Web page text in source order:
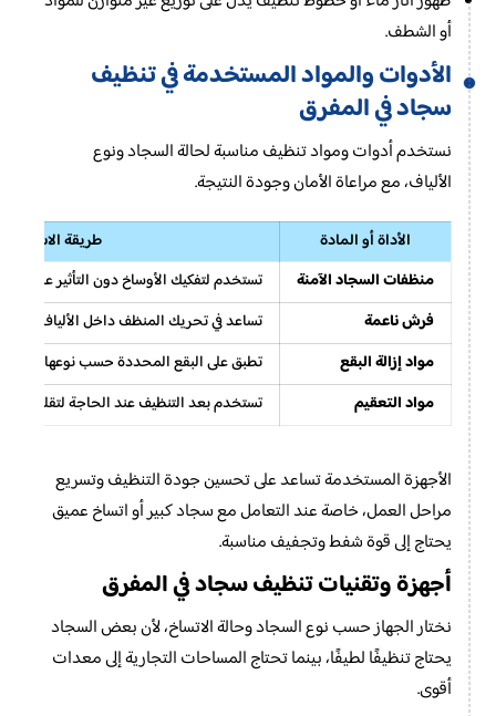
أو الشطف.
الأدوات والمواد المستخدمة في تنظيف
سجاد في المفرق
نستخدم أدوات ومواد تنظيف مناسبة لحالة السجاد ونوع
الألياف، مع مراعاة الأمان وجودة النتيجة.
الأداة أو المادة
طريقة
منظفات السجاد الآمنة
تستخدم لتفكيك الأوساخ دون التأثير على
فرش ناعمة
تساعد في تحريك المنظف داخل الألياف دون
مواد إزالة البقع
تطبق على البقع المحددة حسب نوعها ودرجة
مواد التعقيم
تستخدم بعد التنظيف عند الحاجة لتقليل
الأجهزة المستخدمة تساعد على تحسين جودة التنظيف وتسريع
مراحل العمل، خاصة عند التعامل مع سجاد كبير أو اتساخ عميق
يحتاج إلى قوة شفط وتجفيف مناسبة.
أجهزة وتقنيات تنظيف سجاد في المفرق
نختار الجهاز حسب نوع السجاد وحالة الاتساخ، لأن بعض السجاد
يحتاج تنظيفًا لطيفًا، بينما تحتاج المساحات التجارية إلى معدات
أقوى.